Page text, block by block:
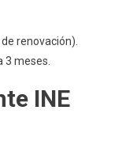
renovación).
meses.
INE